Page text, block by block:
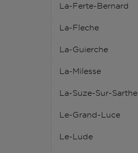
La-Ferte-Bernard
La-Fleche
La-Guierche
La-Milesse
La-Suze-Sur-Sarthe
Le-Grand-Luce
Le-Lude